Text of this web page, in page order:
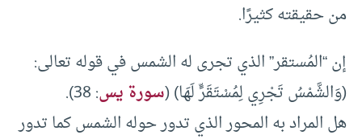
من حقيقته كثيرًا.
إن “المُستقر” الذي تجرى له الشمس في قوله تعالى:
(وَالشَّمْسُ تَجْرِي لِمُسْتَقَرٍّ لَهَا) (سورة يس: 38).
هل المراد به المحور الذي تدور حوله الشمس كما تدور